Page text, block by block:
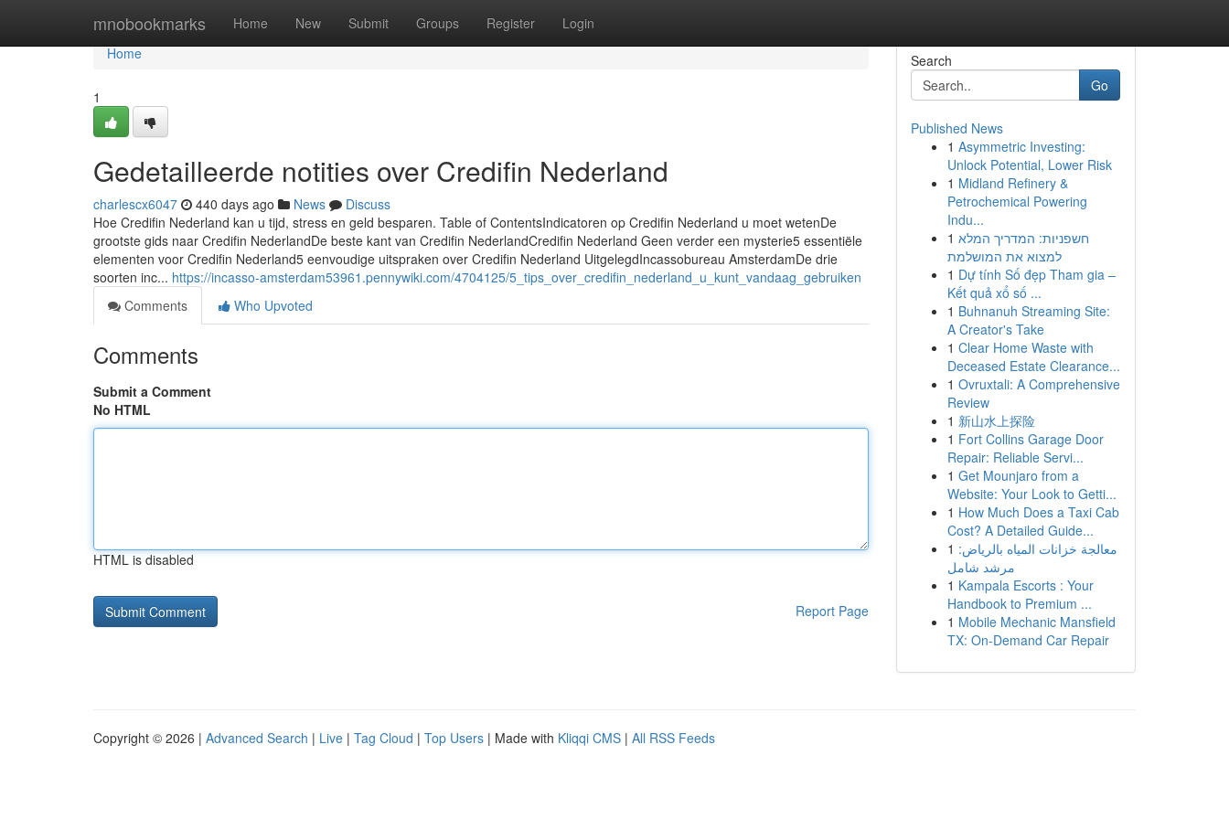
mnobookmarks Home New Submit Groups Register Login
Home
Home
1
Gedetailleerde notities over Credifin Nederland
charlescx6047 440 days ago News
Discuss
Hoe Credifin Nederland kan u tijd, stress en geld besparen. Table of ContentsIndicatoren op Credifin Nederland u moet wetenDe
grootste gids naar Credifin NederlandDe beste kant van Credifin NederlandCredifin Nederland Geen verder een mysterie5 essentiële
elementen voor Credifin Nederland5 eenvoudige uitspraken over Credifin Nederland UitgelegdIncassobureau AmsterdamDe drie
soorten inc... https://incasso-amsterdam53961.pennywiki.com/4704125/5_tips_over_credifin_nederland_u_kunt_vandaag_gebruiken
Comments
Who Upvoted
Comments
Submit a Comment
No HTML
HTML is disabled
Report Page
Search
Go
Published News
1 Asymmetric Investing:
Unlock Potential, Lower Risk
1 Midland Refinery &
Petrochemical Powering
Indu...
1 חשפניות: המדריך המלא
למצוא את המושלמת
1 Dự tính Số đẹp Tham gia –
Kết quả xổ số ...
1 Buhnanuh Streaming Site:
A Creator's Take
1 Clear Home Waste with
Deceased Estate Clearance...
1 Ovruxtali: A Comprehensive
Review
1 新山水上探险
1 Fort Collins Garage Door
Repair: Reliable Servi...
1 Get Mounjaro from a
Website: Your Look to Getti...
1 How Much Does a Taxi Cab
Cost? A Detailed Guide...
1 معالجة خزانات المياه بالرياض:
مرشد شامل
1 Kampala Escorts : Your
Handbook to Premium ...
1 Mobile Mechanic Mansfield
TX: On-Demand Car Repair
Copyright © 2026 | Advanced Search | Live | Tag Cloud | Top Users | Made with Kliqqi CMS | All RSS Feeds